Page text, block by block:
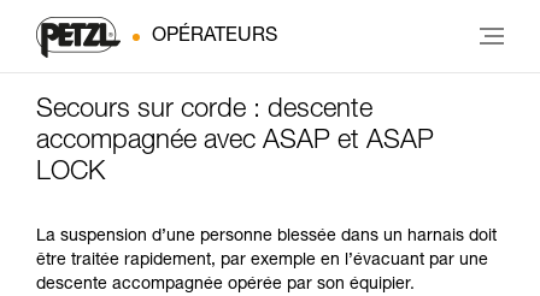
OPÉRATEURS
Secours sur corde : descente
accompagnée avec ASAP et ASAP
LOCK
La suspension d’une personne blessée dans un harnais doit
être traitée rapidement, par exemple en l’évacuant par une
descente accompagnée opérée par son équipier.